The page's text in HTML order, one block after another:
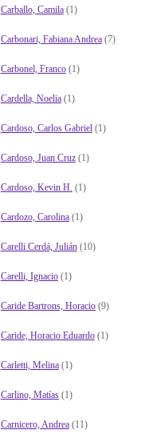
Carballo, Camila(1)
Carbonari, Fabiana Andrea(7)
Carbonel, Franco(1)
Cardella, Noelia(1)
Cardoso, Carlos Gabriel(1)
Cardoso, Juan Cruz(1)
Cardoso, Kevin H. (1)
Cardozo, Carolina(1)
Carelli Cerdá, Julián(10)
Carelli, Ignacio(1)
Caride Bartrons, Horacio(9)
Caride, Horacio Eduardo(1)
Carletti, Melina(1)
Carlino, Matías(1)
Carnicero, Andrea(11)